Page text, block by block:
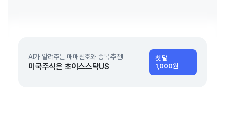
AI가 알려주는 매매신호와 종목추천!
미국주식은 초이스스탁US
첫 달
1,000원